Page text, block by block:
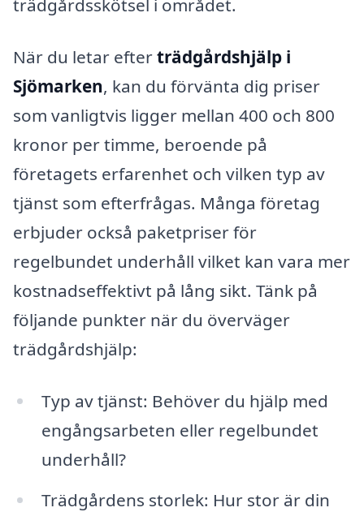
trädgårdsskötsel i området.
När du letar efterträdgårdshjälp i
Sjömarken, kan du förvänta dig priser
som vanligtvis ligger mellan 400 och 800
kronor per timme, beroende på
företagets erfarenhet och vilken typ av
tjänst som efterfrågas. Många företag
erbjuder också paketpriser för
regelbundet underhåll vilket kan vara mer
kostnadseffektivt på lång sikt. Tänk på
följande punkter när du överväger
trädgårdshjälp:
Typ av tjänst: Behöver du hjälp med
engångsarbeten eller regelbundet
underhåll?
Trädgårdens storlek: Hur stor är din